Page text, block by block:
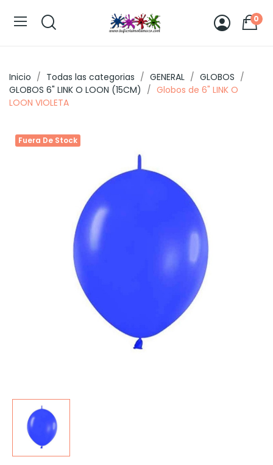
0
Inicio Todas las categorias GENERAL
GLOBOS
GLOBOS 6" LINK O LOON (15CM)
Globos de 6" LINK O
LOON VIOLETA
Fuera De Stock